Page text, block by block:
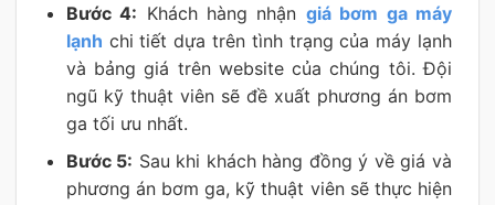
Bước 4: Khách hàng nhận giá bơm ga máy
lạnh chi tiết dựa trên tình trạng của máy lạnh
và bảng giá trên website của chúng tôi. Đội
ngũ kỹ thuật viên sẽ đề xuất phương án bơm
ga tối ưu nhất.
Bước 5: Sau khi khách hàng đồng ý về giá và
phương án bơm ga, kỹ thuật viên sẽ thực hiện